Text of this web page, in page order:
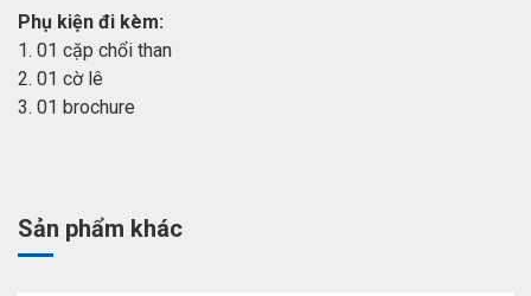
Phụ kiện đi kèm:
1. 01 cặp chổi than
2. 01 cờ lê
3. 01 brochure
Sản phẩm khác